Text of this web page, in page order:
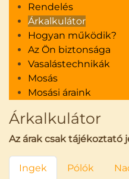
+36 30 313 55 90
Rendelés
Árkalkulátor
Hogyan működik?
Az Ön biztonsága
Vasalástechnikák
Mosás
Mosási áraink
Árkalkulátor
Az árak csak tájékoztató
Ingek Pólók